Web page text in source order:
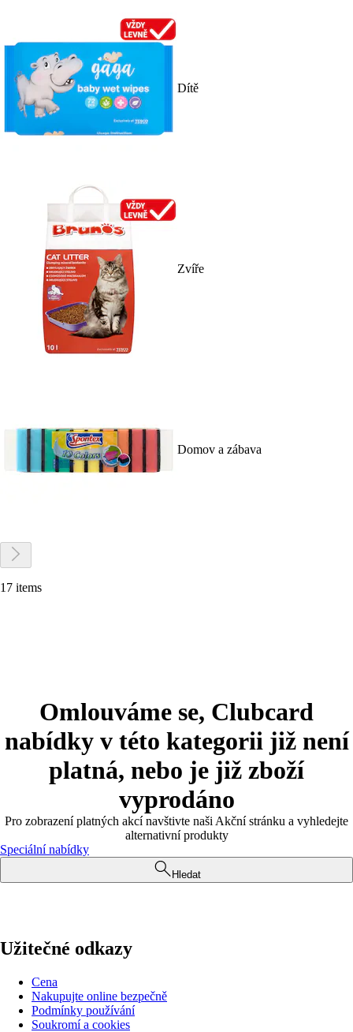
Dítě
Zvíře
Domov a zábava
17 items
Omlouváme se, Clubcard
nabídky v této kategorii již není
platná, nebo je již zboží
vyprodáno
Pro zobrazení platných akcí navštivte naši Akční stránku a vyhledejte
alternativní produkty
Speciální nabídky
Hledat
Užitečné odkazy
Cena
Nakupujte online bezpečně
Podmínky používání
Soukromí a cookies